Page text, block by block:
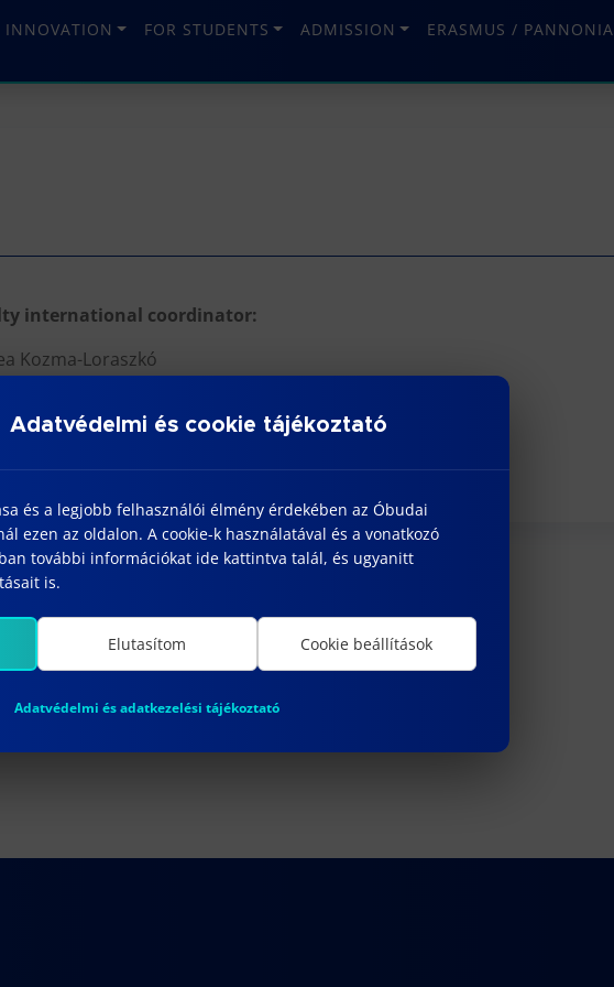
INNOVATION FOR STUDENTS ADMISSION ERASMUS / PANNONIA
international coordinator:
Kozma-Loraszkó
Adatvédelmi és cookie tájékoztató
és a legjobb felhasználói élmény érdekében az Óbudai
ezen az oldalon. A cookie-k használatával és a vonatkozó
további információkat ide kattintva talál, és ugyanitt
is.
Elutasítom Cookie beállítások
Adatvédelmi és adatkezelési tájékoztató